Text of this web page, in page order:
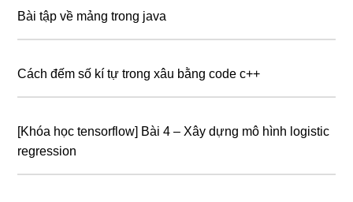
Bài tập về mảng trong java
Cách đếm số kí tự trong xâu bằng code c++
[Khóa học tensorflow] Bài 4 – Xây dựng mô hình logistic
regression